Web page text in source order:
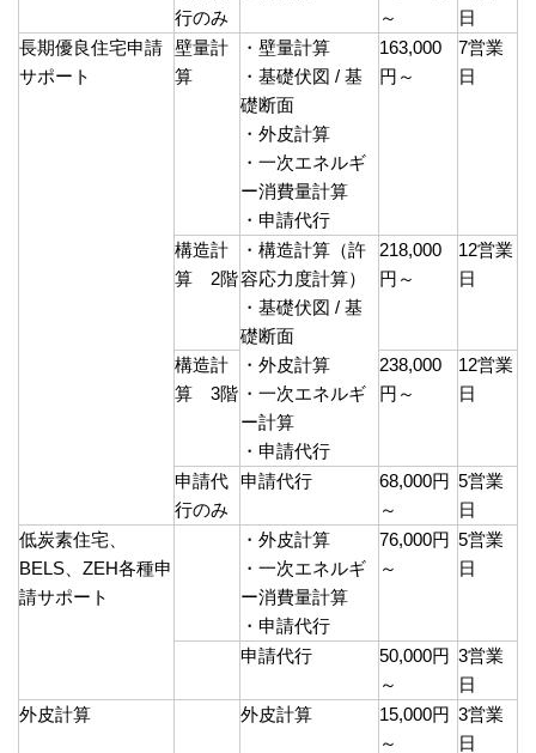
行のみ
～
日
長期優良住宅申請
サポート
壁量計
算
・壁量計算
・基礎伏図 / 基
礎断面
・外皮計算
・一次エネルギ
ー消費量計算
・申請代行
163,000
円～
7営業
日
構造計
算 2階
・構造計算（許
容応力度計算）
・基礎伏図 / 基
礎断面
・外皮計算
・一次エネルギ
ー計算
・申請代行
218,000
円～
12営業
日
構造計
算 3階
238,000
円～
12営業
日
申請代
行のみ
申請代行
68,000円
～
5営業
日
低炭素住宅、
BELS、ZEH各種申
請サポート
・外皮計算
・一次エネルギ
ー消費量計算
・申請代行
76,000円
～
5営業
日
申請代行
50,000円
～
3営業
日
外皮計算
外皮計算
15,000円
～
3営業
日